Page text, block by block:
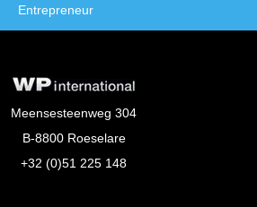
Entrepreneur
Meensesteenweg 304
B-8800 Roeselare
+32 (0)51 225 148